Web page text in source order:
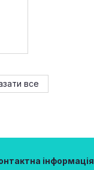
все
інформація